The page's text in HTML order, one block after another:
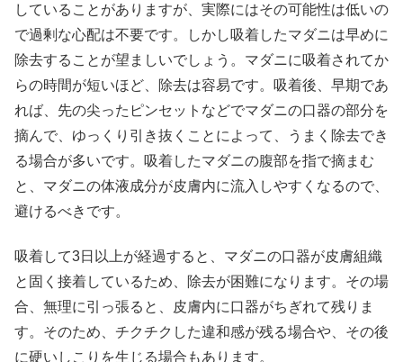
していることがありますが、実際にはその可能性は低いの
で過剰な心配は不要です。しかし吸着したマダニは早めに
除去することが望ましいでしょう。マダニに吸着されてか
らの時間が短いほど、除去は容易です。吸着後、早期であ
れば、先の尖ったピンセットなどでマダニの口器の部分を
摘んで、ゆっくり引き抜くことによって、うまく除去でき
る場合が多いです。吸着したマダニの腹部を指で摘まむ
と、マダニの体液成分が皮膚内に流入しやすくなるので、
避けるべきです。
吸着して3日以上が経過すると、マダニの口器が皮膚組織
と固く接着しているため、除去が困難になります。その場
合、無理に引っ張ると、皮膚内に口器がちぎれて残りま
す。そのため、チクチクした違和感が残る場合や、その後
に硬いしこりを生じる場合もあります。